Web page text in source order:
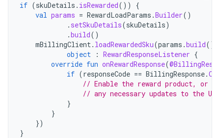
if (skuDetails . isRewarded())
{
val params = RewardLoadParams .Builder()
. setSkuDetails(skuDetails)
.build()
mBillingClient. loadRewardedSku(params .build(),
object
: RewardResponseListener {
override fun onRewardResponse(
if (responseCode == BillingResponse.OK
// Enable the reward product, or
// any necessary updates to the UI.
}
}
})
}